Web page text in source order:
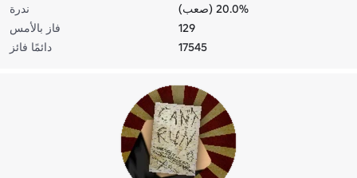
ندرة
20.0% (صعب)
فاز بالأمس
129
دائمًا فائز
17545